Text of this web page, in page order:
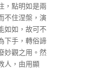
，點明如是兩
不住涅槃，演
如如，故可不
下手，轉俗諦
妙觀之用。然
人，由用顯